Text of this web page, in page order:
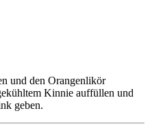
und den Orangenlikör
Kinnie auffüllen und
geben.